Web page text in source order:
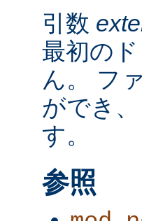
引数
最初の
ん。 フ
ができ、
す。
参照